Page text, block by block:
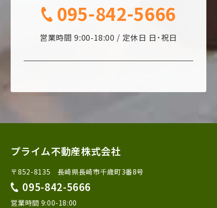
095-842-5666
営業時間 9:00-18:00 / 定休日 日･祝日
プライム不動産株式会社
〒852-8135 長崎県長崎市千歳町3番8号
095-842-5666
営業時間 9:00-18:00